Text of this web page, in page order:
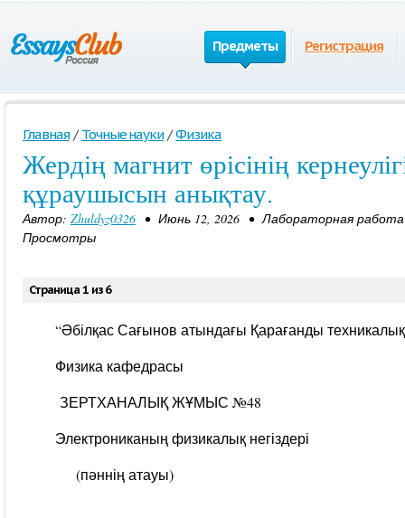
Предметы Регистрация
Главная / Точные науки / Физика
Жердің магнит өрісінің
құраушысын анықтау.
Автор: Zhuldyz0326 • Июнь 12, 2026 • Лабораторная
Просмотры
Страница 1 из 6
“Әбілқас Сағынов атындағы Қарағанды
Физика кафедрасы
ЗЕРТХАНАЛЫҚ ЖҰМЫС №48
Электрониканың физикалық негіздері
(пәннің атауы)